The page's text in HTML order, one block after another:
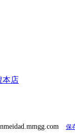
本店
保